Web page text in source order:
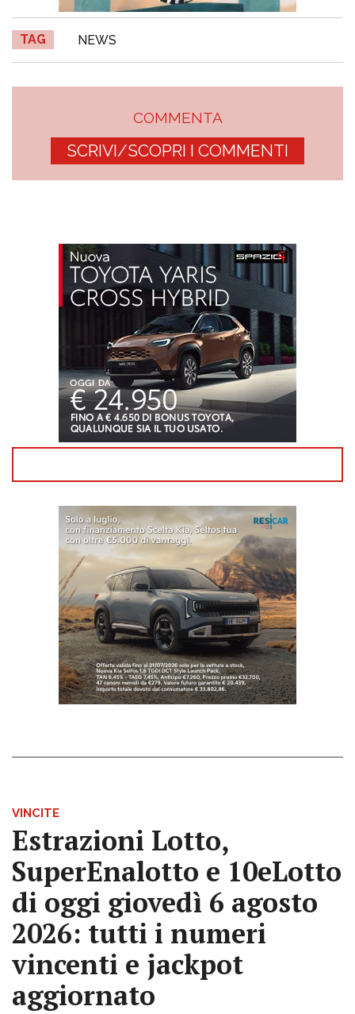
TAG NEWS
COMMENTA
SCRIVI/SCOPRI I COMMENTI
VINCITE
Estrazioni Lotto,
SuperEnalotto e 10eLotto
di oggi giovedì 6 agosto
2026: tutti i numeri
vincenti e jackpot
aggiornato